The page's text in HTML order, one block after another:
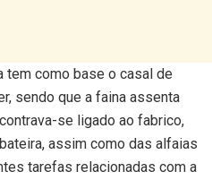
tem como base o casal de
sendo que a faina assenta
se ligado ao fabrico,
assim como das alfaias
tarefas relacionadas com a